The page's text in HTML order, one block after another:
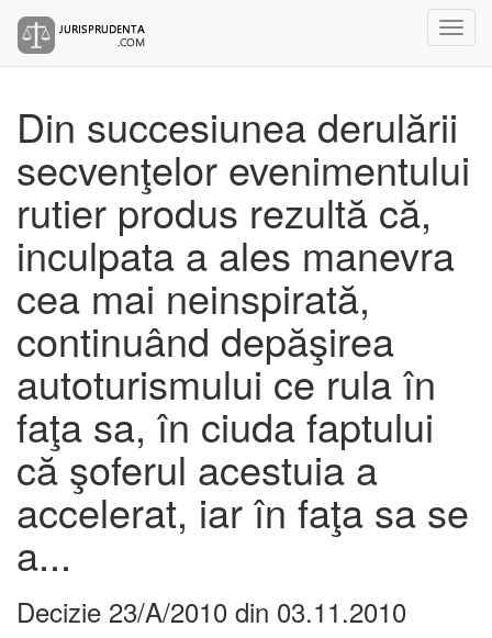
Din succesiunea derulării
secvenţelor evenimentului
rutier produs rezultă că,
inculpata a ales manevra
cea mai neinspirată,
continuând depăşirea
autoturismului ce rula în
faţa sa, în ciuda faptului
că şoferul acestuia a
accelerat, iar în faţa sa se
a...
Decizie 23/A/2010 din 03.11.2010